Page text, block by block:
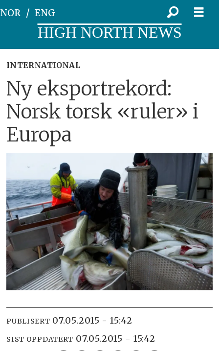
NOR ENG
HIGH NORTH NEWS
INTERNATIONAL
Ny eksportrekord:
Norsk torsk «ruler» i
Europa
PUBLISERT 07.05.2015 - 15:42
SIST OPPDATERT 07.05.2015 - 15:42